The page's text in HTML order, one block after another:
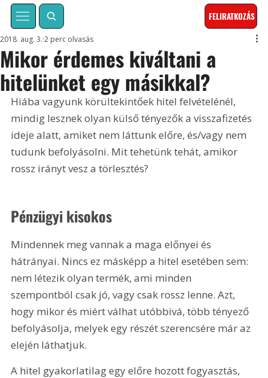
FELIRATKOZÁS
Mikor érdemes kiváltani a
hitelünket egy másikkal?
2018. aug. 3. 2 perc olvasás
Hiába vagyunk körültekintőek hitel felvételénél,
mindig lesznek olyan külső tényezők a visszafizetés
ideje alatt, amiket nem láttunk előre, és/vagy nem
tudunk befolyásolni. Mit tehetünk tehát, amikor
rossz irányt vesz a törlesztés?
Pénzügyi kisokos
Mindennek meg vannak a maga előnyei és
hátrányai. Nincs ez másképp a hitel esetében sem:
nem létezik olyan termék, ami minden
szempontból csak jó, vagy csak rossz lenne. Azt,
hogy mikor és miért válhat utóbbivá, több tényező
befolyásolja, melyek egy részét szerencsére már az
elején láthatjuk.
A hitel gyakorlatilag egy előre hozott fogyasztás,